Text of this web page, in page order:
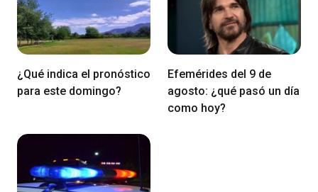
¿Qué indica el pronóstico
para este domingo?
Efemérides del 9 de
agosto: ¿qué pasó un día
como hoy?